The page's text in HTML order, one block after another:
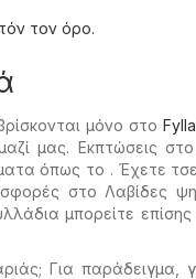
τον όρο.
μόνο στο
μας. Εκπτώσεις
όπως το . Έχετε
στο Λαβίδες
μπορείτε επίσης
Για παράδειγμα,